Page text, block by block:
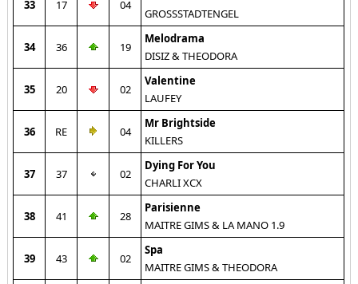
33 17 04
GROSSSTADTENGEL
34 36 19
Melodrama
DISIZ & THEODORA
35 20 02
Valentine
LAUFEY
36 RE 04
Mr Brightside
KILLERS
37 37 02
Dying For You
CHARLI XCX
38 41 28
Parisienne
MAITRE GIMS & LA MANO 1.9
39 43 02
Spa
MAITRE GIMS & THEODORA